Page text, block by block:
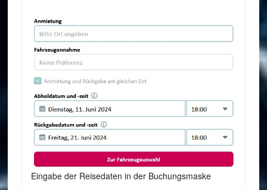
Eingabe der Reisedaten in der Buchungsmaske